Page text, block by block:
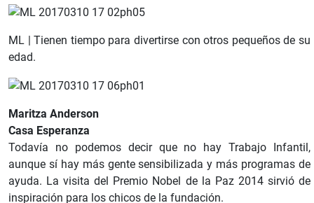
ML | Tienen tiempo para divertirse con otros pequeños de su
edad.
Maritza Anderson
Casa Esperanza
Todavía no podemos decir que no hay Trabajo Infantil,
aunque sí hay más gente sensibilizada y más programas de
ayuda. La visita del Premio Nobel de la Paz 2014 sirvió de
inspiración para los chicos de la fundación.